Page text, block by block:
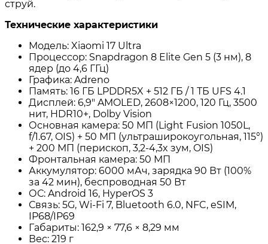
струй.
Технические характеристики
Модель: Xiaomi 17 Ultra
Процессор: Snapdragon 8 Elite Gen 5 (3 нм), 8
ядер (до 4,6 ГГц)
Графика: Adreno
Память: 16 ГБ LPDDR5X + 512 ГБ / 1 ТБ UFS 4.1
Дисплей: 6,9″ AMOLED, 2608×1200, 120 Гц, 3500
нит, HDR10+, Dolby Vision
Основная камера: 50 МП (Light Fusion 1050L,
f/1.67, OIS) + 50 МП (ультраширокоугольная, 115°)
+ 200 МП (перископ, 3,2-4,3x зум, OIS)
Фронтальная камера: 50 МП
Аккумулятор: 6000 мАч, зарядка 90 Вт (100%
за 42 мин), беспроводная 50 Вт
ОС: Android 16, HyperOS 3
Связь: 5G, Wi-Fi 7, Bluetooth 6.0, NFC, eSIM,
IP68/IP69
Габариты: 162,9 × 77,6 × 8,29 мм
Вес: 219 г